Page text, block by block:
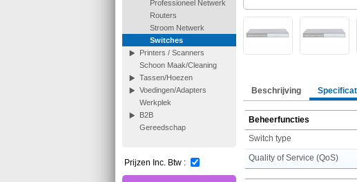
Professioneel Netwerk
Routers
Stroom Netwerk
Switches
Printers / Scanners
Schoon Maak/Cleaning
Tassen/Hoezen
Voedingen/Adapters
Werkplek
B2B
Gereedschap
Prijzen Inc. Btw :
Beschrijving
Beheerfuncties
Switch type
Quality of Service (QoS)